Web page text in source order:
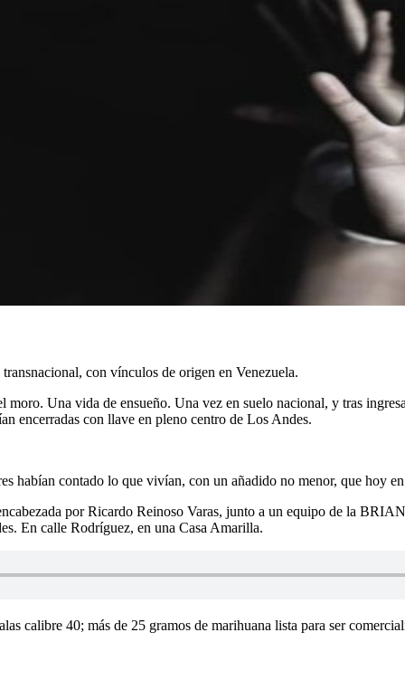
con vínculos de origen en Venezuela.
Una vida de ensueño. Una vez en suelo nacional, y tras
encerradas con llave en pleno centro de Los Andes.
habían contado lo que vivían, con un añadido no menor, que hoy
por Ricardo Reinoso Varas, junto a un equipo de la
En calle Rodríguez, en una Casa Amarilla.
calibre 40; más de 25 gramos de marihuana lista para ser